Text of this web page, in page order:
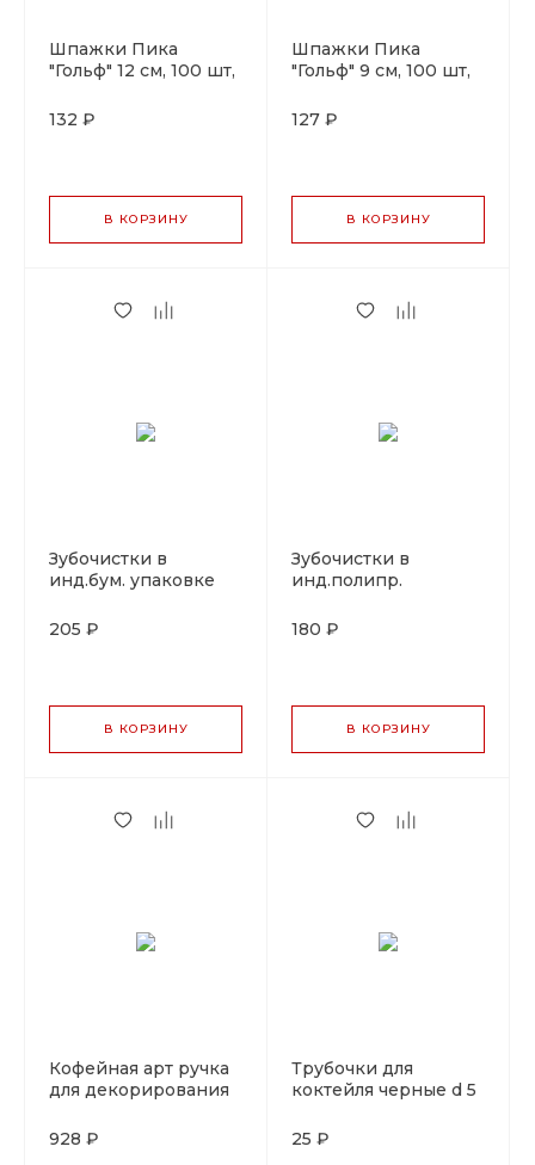
Шпажки Пика
"Гольф" 12 см, 100 шт,
132 ₽
В КОРЗИНУ
Шпажки Пика
"Гольф" 9 см, 100 шт,
127 ₽
В КОРЗИНУ
Зубочистки в
инд.бум. упаковке
205 ₽
В КОРЗИНУ
Зубочистки в
инд.полипр.
бамбук
180 ₽
В КОРЗИНУ
Кофейная арт ручка
для декорирования
Proff Coffee
928 ₽
Трубочки для
коктейля черные d 5
25 ₽